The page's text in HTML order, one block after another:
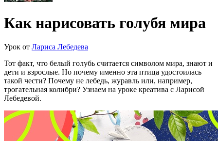
Как нарисовать голубя мира
Урок от Лариса Лебедева
Тот факт, что белый голубь считается символом мира, знают и
дети и взрослые. Но почему именно эта птица удостоилась
такой чести? Почему не лебедь, журавль или, например,
трогательная колибри? Узнаем на уроке креатива с Ларисой
Лебедевой.